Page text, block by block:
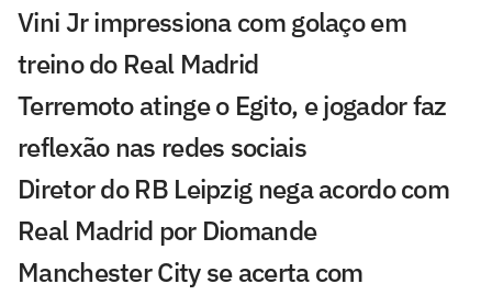
Vini Jr impressiona com golaço em
treino do Real Madrid
Terremoto atinge o Egito, e jogador faz
reflexão nas redes sociais
Diretor do RB Leipzig nega acordo com
Real Madrid por Diomande
Manchester City se acerta com